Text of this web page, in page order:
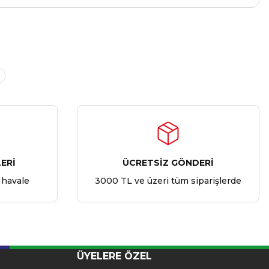
ÜCRETSİZ GÖNDERİ
3000 TL ve üzeri tüm siparişlerde
ÜYELERE ÖZEL